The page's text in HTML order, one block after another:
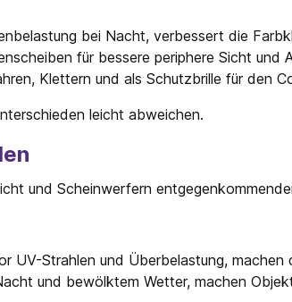
bei Nacht, verbessert die
für bessere periphere Sicht und
Klettern und als Schutzbrille für den
leicht abweichen.
und Scheinwerfern
UV-Strahlen und Überbelastung, machen
und bewölktem Wetter, machen